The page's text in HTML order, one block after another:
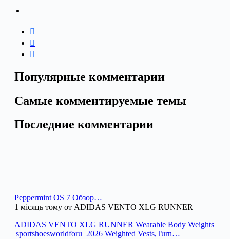
Популярные комментарии
Самые комментируемые темы
Последние комментарии
Peppermint OS 7 Обзор…
1 місяць тому от ADIDAS VENTO XLG RUNNER
ADIDAS VENTO XLG RUNNER Wearable Body Weights
|sportshoesworldforu_2026 Weighted Vests,Turn…